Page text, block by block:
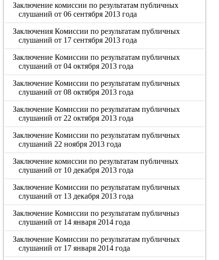
Заключение комиссии по результатам публичных
слушаний от 06 сентября 2013 года
Заключения Комиссии по результатам публичных
слушаний от 17 сентября 2013 года
Заключение Комиссии по результатам публичных
слушаний от 04 октября 2013 года
Заключение Комиссии по результатам публичных
слушаний от 08 октября 2013 года
Заключение Комиссии по результатам публичных
слушаний от 22 октября 2013 года
Заключение Комиссии по результатам публичных
слушаний 22 ноября 2013 года
Заключение комиссии по результатам публичных
слушаний от 10 декабря 2013 года
Заключение Комиссии по результатам публичных
слушаний от 13 декабря 2013 года
Заключение Комиссии по результатам публичныз
слушаний от 14 января 2014 года
Заключение Комиссии по результатам публичных
слушаний от 17 января 2014 года